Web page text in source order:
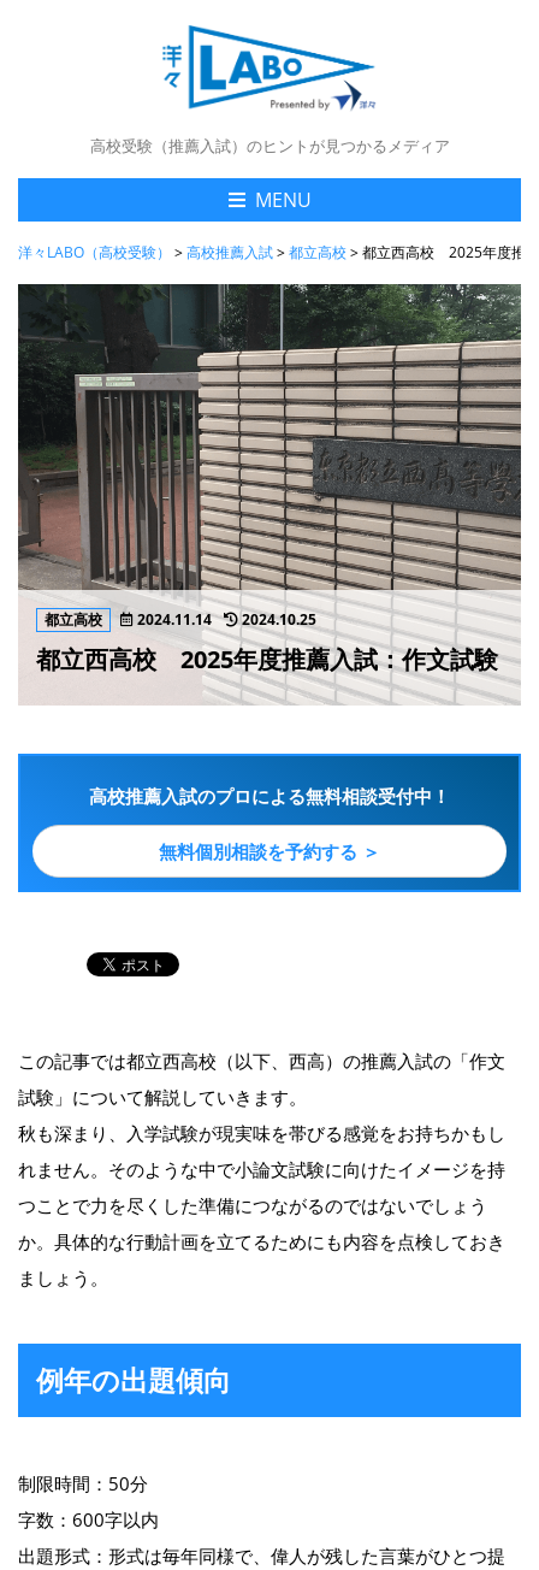
高校受験（推薦入試）のヒントが見つかるメディア
MENU
洋々LABO（高校受験） >高校推薦入試>都立高校>都立西高校 2025年度推
都立高校 2024.11.14 2024.10.25
都立西高校 2025年度推薦入試：作文試験
高校推薦入試のプロによる無料相談受付中！
無料個別相談を予約する ＞
この記事では都立西高校（以下、西高）の推薦入試の「作文
試験」について解説していきます。
秋も深まり、入学試験が現実味を帯びる感覚をお持ちかもし
れません。そのような中で小論文試験に向けたイメージを持
つことで力を尽くした準備につながるのではないでしょう
か。具体的な行動計画を立てるためにも内容を点検しておき
ましょう。
例年の出題傾向
制限時間：50分
字数：600字以内
出題形式：形式は毎年同様で、偉人が残した言葉がひとつ提